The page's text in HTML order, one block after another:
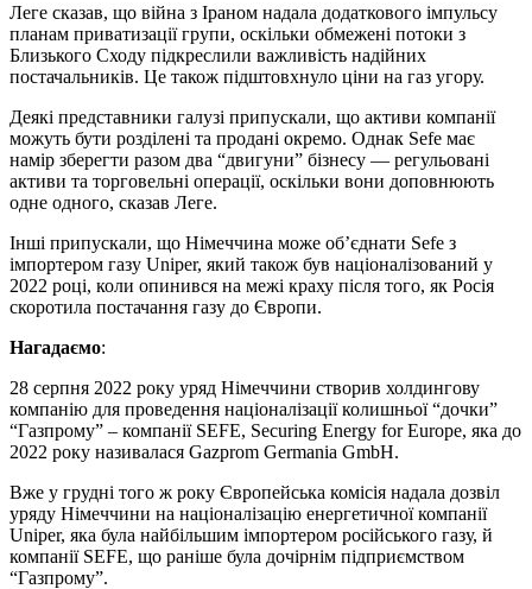
Леге сказав, що війна з Іраном надала додаткового імпульсу
планам приватизації групи, оскільки обмежені потоки з
Близького Сходу підкреслили важливість надійних
постачальників. Це також підштовхнуло ціни на газ угору.
Деякі представники галузі припускали, що активи компанії
можуть бути розділені та продані окремо. Однак Sefe має
намір зберегти разом два “двигуни” бізнесу — регульовані
активи та торговельні операції, оскільки вони доповнюють
одне одного, сказав Леге.
Інші припускали, що Німеччина може об’єднати Sefe з
імпортером газу Uniper, який також був націоналізований у
2022 році, коли опинився на межі краху після того, як Росія
скоротила постачання газу до Європи.
Нагадаємо:
28 серпня 2022 року уряд Німеччини створив холдингову
компанію для проведення націоналізації колишньої “дочки”
“Газпрому” – компанії SEFE, Securing Energy for Europe, яка до
2022 року називалася Gazprom Germania GmbH.
Вже у грудні того ж року Європейська комісія надала дозвіл
уряду Німеччини на націоналізацію енергетичної компанії
Uniper, яка була найбільшим імпортером російського газу, й
компанії SEFE, що раніше була дочірнім підприємством
“Газпрому”.